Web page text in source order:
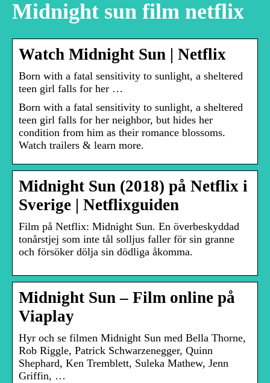
Midnight sun film netflix
Watch Midnight Sun | Netflix
Born with a fatal sensitivity to sunlight, a sheltered
teen girl falls for her …
Born with a fatal sensitivity to sunlight, a sheltered
teen girl falls for her neighbor, but hides her
condition from him as their romance blossoms.
Watch trailers & learn more.
Midnight Sun (2018) på Netflix i
Sverige | Netflixguiden
Film på Netflix: Midnight Sun. En överbeskyddad
tonårstjej som inte tål solljus faller för sin granne
och försöker dölja sin dödliga åkomma.
Midnight Sun – Film online på
Viaplay
Hyr och se filmen Midnight Sun med Bella Thorne,
Rob Riggle, Patrick Schwarzenegger, Quinn
Shephard, Ken Tremblett, Suleka Mathew, Jenn
Griffin, …